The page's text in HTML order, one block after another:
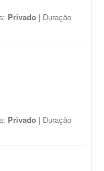
Privado | Duração
Privado | Duração